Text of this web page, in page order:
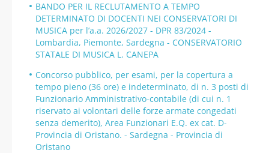
BANDO PER IL RECLUTAMENTO A TEMPO
DETERMINATO DI DOCENTI NEI CONSERVATORI DI
MUSICA per l’a.a. 2026/2027 - DPR 83/2024 -
Lombardia, Piemonte, Sardegna - CONSERVATORIO
STATALE DI MUSICA L. CANEPA
Concorso pubblico, per esami, per la copertura a
tempo pieno (36 ore) e indeterminato, di n. 3 posti di
Funzionario Amministrativo-contabile (di cui n. 1
riservato ai volontari delle forze armate congedati
senza demerito), Area Funzionari E.Q. ex cat. D-
Provincia di Oristano. - Sardegna - Provincia di
Oristano